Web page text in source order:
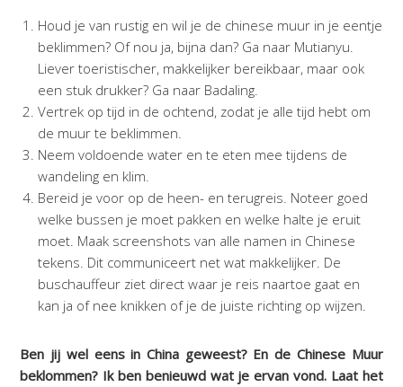
Houd je van rustig en wil je de chinese muur in je eentje
beklimmen? Of nou ja, bijna dan? Ga naar Mutianyu.
Liever toeristischer, makkelijker bereikbaar, maar ook
een stuk drukker? Ga naar Badaling.
Vertrek op tijd in de ochtend, zodat je alle tijd hebt om
de muur te beklimmen.
Neem voldoende water en te eten mee tijdens de
wandeling en klim.
Bereid je voor op de heen- en terugreis. Noteer goed
welke bussen je moet pakken en welke halte je eruit
moet. Maak screenshots van alle namen in Chinese
tekens. Dit communiceert net wat makkelijker. De
buschauffeur ziet direct waar je reis naartoe gaat en
kan ja of nee knikken of je de juiste richting op wijzen.
Ben jij wel eens in China geweest? En de Chinese Muur
beklommen? Ik ben benieuwd wat je ervan vond. Laat het